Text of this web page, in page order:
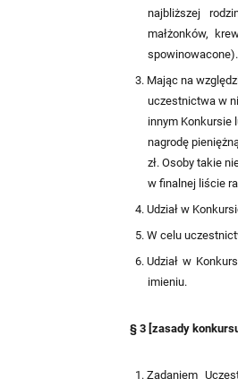
najbliższej
małżonków,
spowinowacone).
Mając na
uczestnictwa w
innym Konkursie
nagrodę
zł. Osoby takie
w finalnej liście
Udział w
W celu
Udział w
imieniu.
§ 3 [zasady
Zadaniem